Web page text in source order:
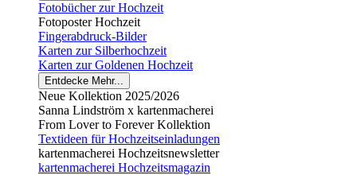
Fotobücher zur Hochzeit
Fotoposter Hochzeit
Fingerabdruck-Bilder
Karten zur Silberhochzeit
Karten zur Goldenen Hochzeit
Entdecke Mehr...
Neue Kollektion 2025/2026
Sanna Lindström x kartenmacherei
From Lover to Forever Kollektion
Textideen für Hochzeitseinladungen
kartenmacherei Hochzeitsnewsletter
kartenmacherei Hochzeitsmagazin